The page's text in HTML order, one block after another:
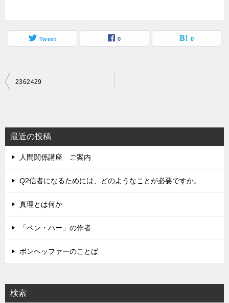
Tweet 0 0
投
ビ
ゲ
ー
シ
2362429
最近の投稿
人間関係講座 ご案内
Q2信者になるためには、どのようなことが必要ですか。
真理とは何か
「ベン・ハー」の作者
ボンヘッファーのことば
検索